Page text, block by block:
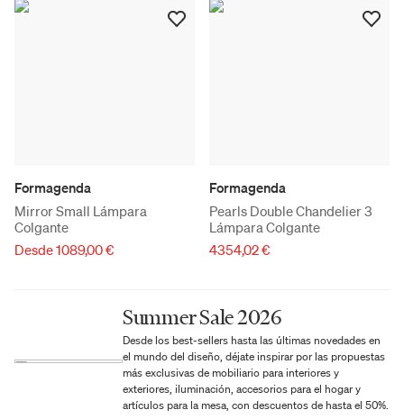
Formagenda
Mirror Small Lámpara
Colgante
Desde 1089,00 €
Formagenda
Pearls Double Chandelier 3
Lámpara Colgante
4354,02 €
Summer Sale 2026
Desde los best-sellers hasta las últimas novedades en
el mundo del diseño, déjate inspirar por las propuestas
más exclusivas de mobiliario para interiores y
exteriores, iluminación, accesorios para el hogar y
artículos para la mesa, con descuentos de hasta el 50%.